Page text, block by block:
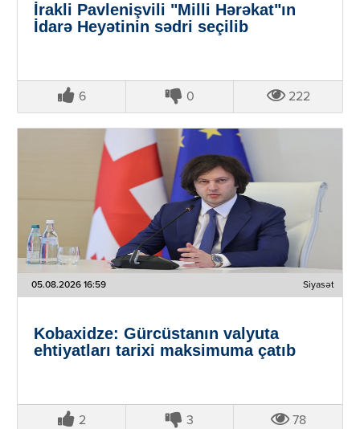
İrakli Pavlenişvili "Milli Hərəkat"ın
İdarə Heyətinin sədri seçilib
6 0 222
05.08.2026 16:59 Siyasət
Kobaxidze: Gürcüstanın valyuta
ehtiyatları tarixi maksimuma çatıb
2 3 78